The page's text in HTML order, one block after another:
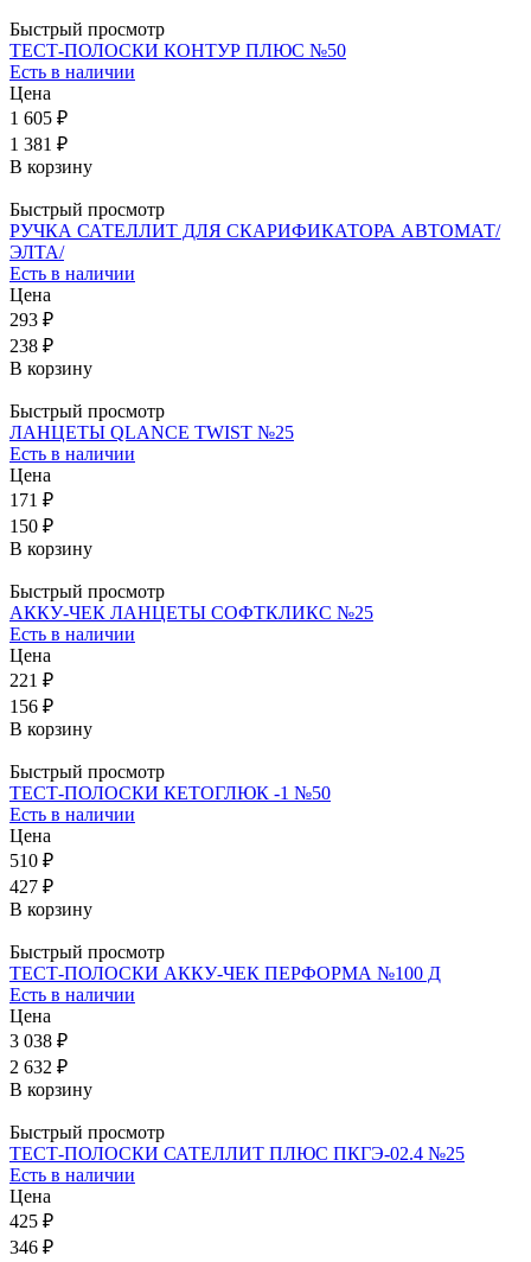
Быстрый просмотр
ТЕСТ-ПОЛОСКИ КОНТУР ПЛЮС №50
Есть в наличии
Цена
1 605 ₽
1 381 ₽
В корзину
Быстрый просмотр
РУЧКА САТЕЛЛИТ ДЛЯ СКАРИФИКАТОРА АВТОМАТ/
ЭЛТА/
Есть в наличии
Цена
293 ₽
238 ₽
В корзину
Быстрый просмотр
ЛАНЦЕТЫ QLANCE TWIST №25
Есть в наличии
Цена
171 ₽
150 ₽
В корзину
Быстрый просмотр
АККУ-ЧЕК ЛАНЦЕТЫ СОФТКЛИКС №25
Есть в наличии
Цена
221 ₽
156 ₽
В корзину
Быстрый просмотр
ТЕСТ-ПОЛОСКИ КЕТОГЛЮК -1 №50
Есть в наличии
Цена
510 ₽
427 ₽
В корзину
Быстрый просмотр
ТЕСТ-ПОЛОСКИ АККУ-ЧЕК ПЕРФОРМА №100 Д
Есть в наличии
Цена
3 038 ₽
2 632 ₽
В корзину
Быстрый просмотр
ТЕСТ-ПОЛОСКИ САТЕЛЛИТ ПЛЮС ПКГЭ-02.4 №25
Есть в наличии
Цена
425 ₽
346 ₽